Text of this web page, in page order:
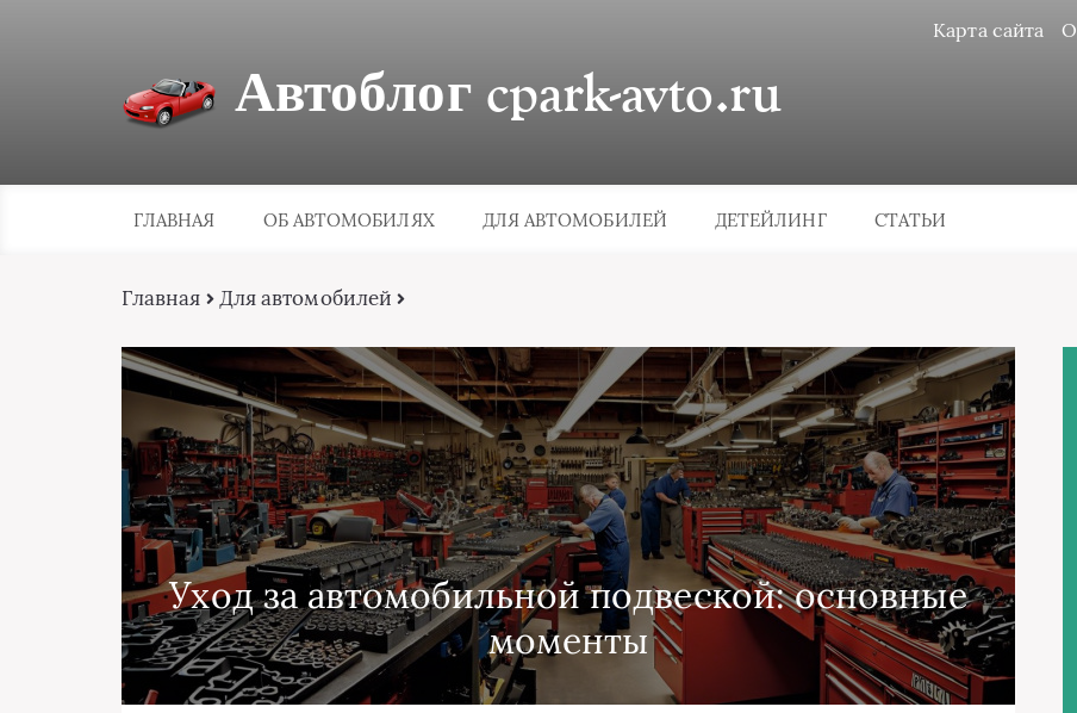
Карта сайта О
Автоблог cpark-avto.ru
ГЛАВНАЯ ОБ АВТОМОБИЛЯХ ДЛЯ АВТОМОБИЛЕЙ ДЕТЕЙЛИНГ СТАТЬИ
Главная Для автомобилей
Уход за автомобильной подвеской: основные
моменты